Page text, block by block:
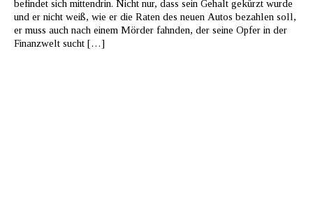
befindet sich mittendrin. Nicht nur, dass sein Gehalt gekürzt wurde
und er nicht weiß, wie er die Raten des neuen Autos bezahlen soll,
er muss auch nach einem Mörder fahnden, der seine Opfer in der
Finanzwelt sucht […]